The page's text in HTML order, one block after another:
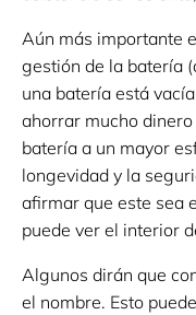
Aún más importante
gestión de la batería
una batería está
ahorrar mucho
batería a un mayor
longevidad y la
afirmar que este sea
puede ver el interior
Algunos dirán que
el nombre. Esto